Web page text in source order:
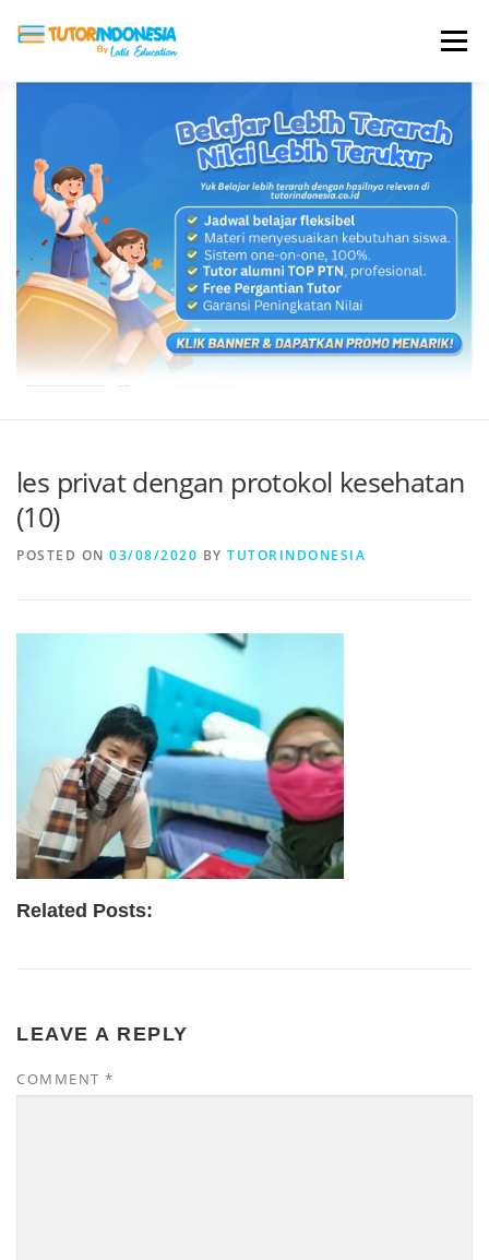
Menu
ABOUT US JADI PENGAJAR
BIAYA LES TESTIMONI PROFIL ALUMNI
BLOG DAFTAR SEKOLAH
les privat dengan protokol kesehatan
(10)
POSTED ON 03/08/2020 BY TUTORINDONESIA
Related Posts:
LEAVE A REPLY
COMMENT *